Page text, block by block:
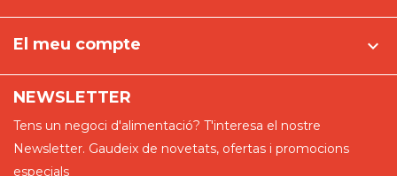
El meu compte 
NEWSLETTER
Tens un negoci d'alimentació? T'interesa el nostre
Newsletter. Gaudeix de novetats, ofertas i promocions
especials